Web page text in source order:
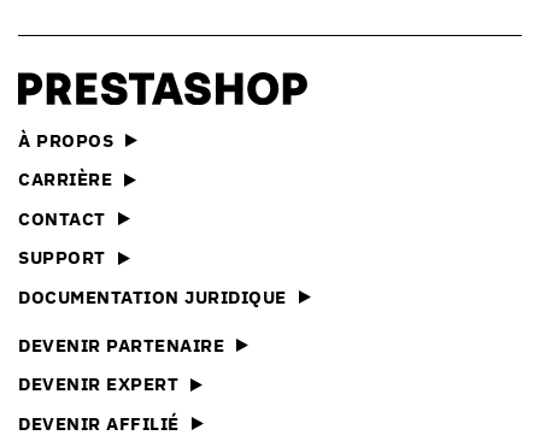
À PROPOS
CARRIÈRE
CONTACT
SUPPORT
DOCUMENTATION JURIDIQUE
DEVENIR PARTENAIRE
DEVENIR EXPERT
DEVENIR AFFILIÉ